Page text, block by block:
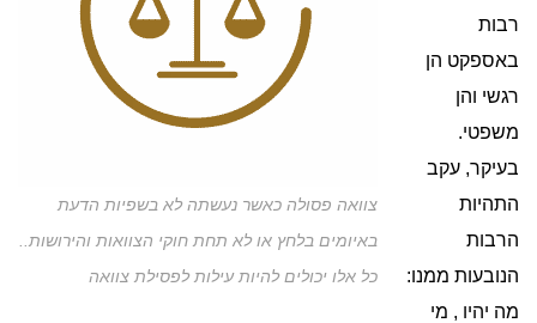
צוואה פסולה כאשר נעשתה לא בשפיות הדעת
באיומים בלחץ או לא תחת חוקי הצוואות והירושות..
כל אלו יכולים להיות עילות לפסילת צוואה
רבות
באספקט הן
רגשי והן
משפטי.
בעיקר, עקב
התהיות
הרבות
הנובעות ממנו:
מה יהיו , מי